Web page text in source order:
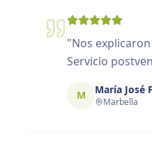
"Nos
Servicio
M María José
Marbella